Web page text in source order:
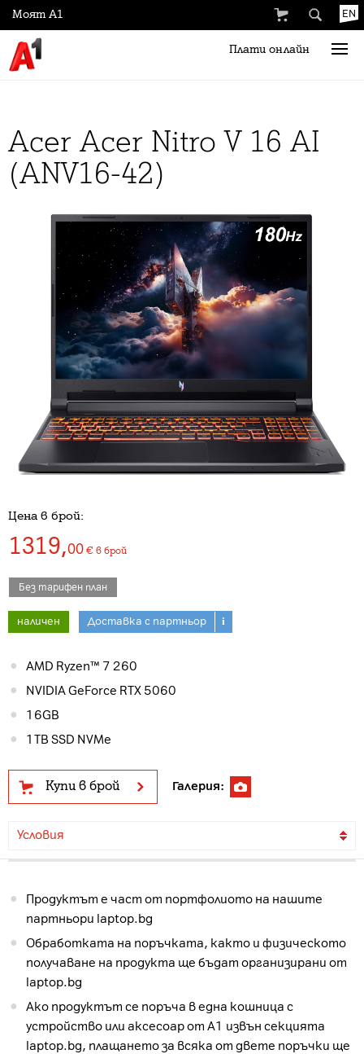
EN
Плати онлайн
Моят А1
Acer Acer Nitro V 16 AI
(ANV16-42)
Цена в брой:
1319,00 € в брой
Без тарифен план
наличен Доставка с партньор i
AMD Ryzen™ 7 260
NVIDIA GeForce RTX 5060
16GB
1TB SSD NVMe
Купи в брой Галерия:
Условия
Продуктът е част от портфолиото на нашите
партньори laptop.bg
Обработката на поръчката, както и физическото
получаване на продукта ще бъдат организирани от
laptop.bg
Ако продуктът се поръча в една кошница с
устройство или аксесоар от А1 извън секцията
laptop.bg, плащането за всяка от двете поръчки ще